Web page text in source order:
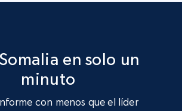
en solo un
minuto
con menos que el líder